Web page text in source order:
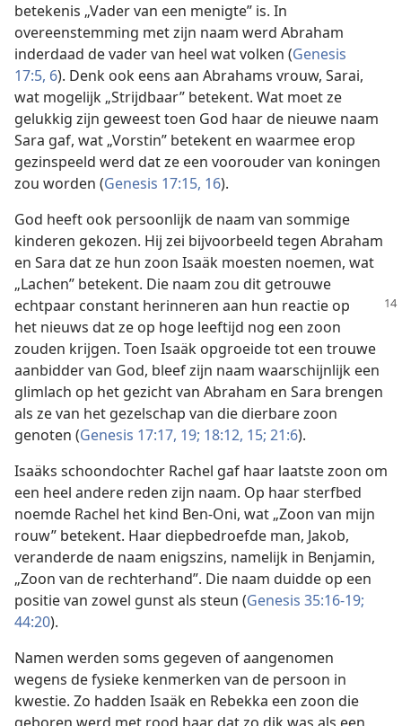
betekenis „Vader van een menigte” is. In
overeenstemming met zijn naam werd Abraham
inderdaad de vader van heel wat volken (Genesis
17:5, 6). Denk ook eens aan Abrahams vrouw, Sarai,
wat mogelijk „Strijdbaar” betekent. Wat moet ze
gelukkig zijn geweest toen God haar de nieuwe naam
Sara gaf, wat „Vorstin” betekent en waarmee erop
gezinspeeld werd dat ze een voorouder van koningen
zou worden (Genesis 17:15, 16).
God heeft ook persoonlijk de naam van sommige
kinderen gekozen. Hij zei bijvoorbeeld tegen Abraham
en Sara dat ze hun zoon Isaäk moesten noemen, wat
„Lachen” betekent. Die naam zou dit getrouwe
echtpaar constant herinneren aan hun reactie op
het nieuws dat ze op hoge leeftijd nog een zoon
zouden krijgen. Toen Isaäk opgroeide tot een trouwe
aanbidder van God, bleef zijn naam waarschijnlijk een
glimlach op het gezicht van Abraham en Sara brengen
als ze van het gezelschap van die dierbare zoon
genoten (Genesis 17:17, 19; 18:12, 15; 21:6).
Isaäks schoondochter Rachel gaf haar laatste zoon om
een heel andere reden zijn naam. Op haar sterfbed
noemde Rachel het kind Ben-Oni, wat „Zoon van mijn
rouw” betekent. Haar diepbedroefde man, Jakob,
veranderde de naam enigszins, namelijk in Benjamin,
„Zoon van de rechterhand”. Die naam duidde op een
positie van zowel gunst als steun (Genesis 35:16-19;
44:20).
Namen werden soms gegeven of aangenomen
wegens de fysieke kenmerken van de persoon in
kwestie. Zo hadden Isaäk en Rebekka een zoon die